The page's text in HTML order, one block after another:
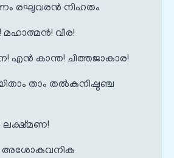
രഘുവരൻ നിഹതം
മഹാത്മൻ! വീര!
എൻ കാന്ത! ചിത്തജാകാര!
താം തൽകനിഷ്ഠഞ്ച
ലക്ഷ്മണ!
അശോകവനിക